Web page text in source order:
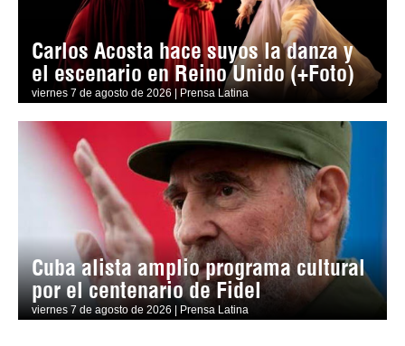
Carlos Acosta hace suyos la danza y
el escenario en Reino Unido (+Foto)
viernes 7 de agosto de 2026 | Prensa Latina
Cuba alista amplio programa cultural
por el centenario de Fidel
viernes 7 de agosto de 2026 | Prensa Latina